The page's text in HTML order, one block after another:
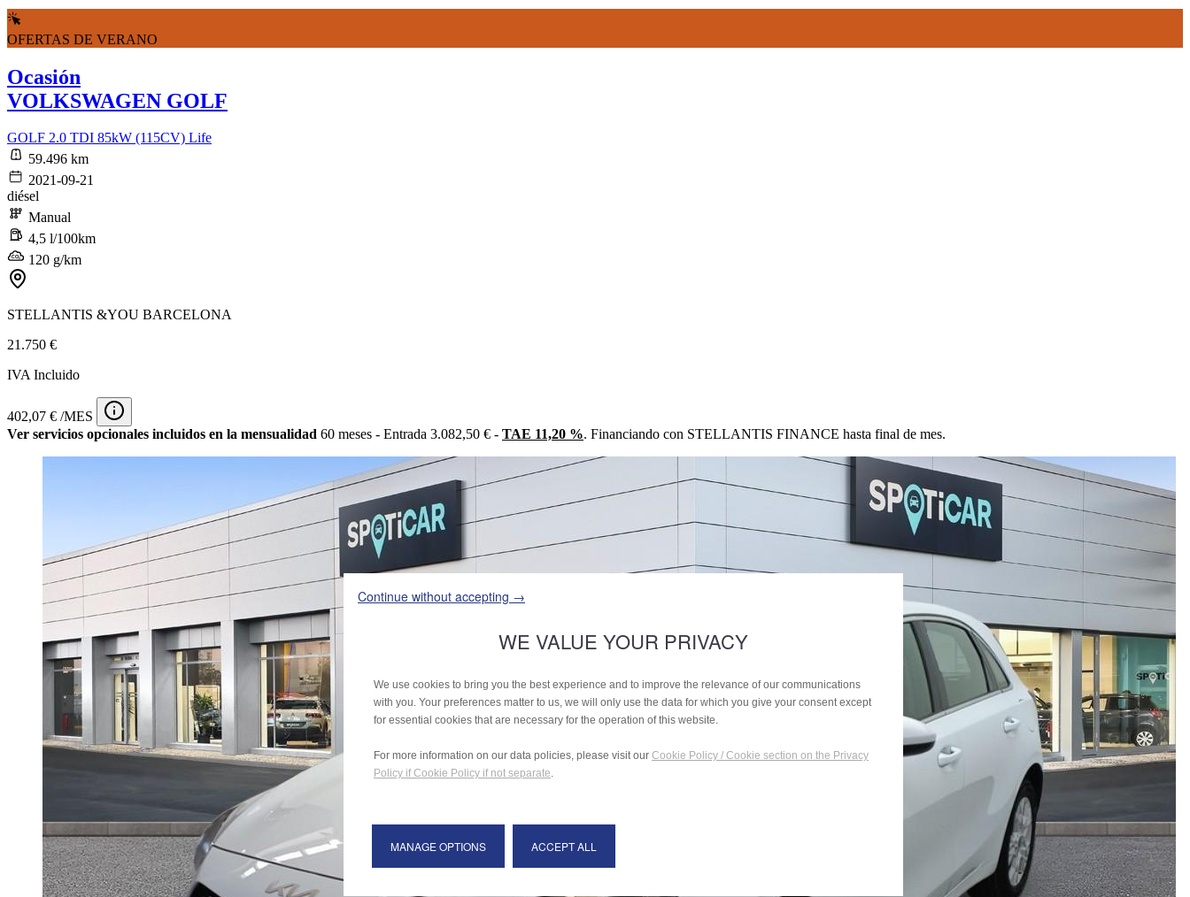
OFERTAS DE VERANO
Ocasión
VOLKSWAGEN GOLF
GOLF 2.0 TDI 85kW (115CV) Life
59.496 km
2021-09-21
diésel
Manual
4,5 l/100km
120 g/km
STELLANTIS &YOU BARCELONA
21.750 €
IVA Incluido
402,07 € /MES
Ver servicios opcionales incluidos en la mensualidad 60 meses - Entrada 3.082,50 € - TAE 11,20 %. Financiando con STELLANTIS FINANCE hasta final de mes.
Continue without accepting →
WE VALUE YOUR PRIVACY
We use cookies to bring you the best experience and to improve the relevance of our communications
with you. Your preferences matter to us, we will only use the data for which you give your consent except
for essential cookies that are necessary for the operation of this website.
For more information on our data policies, please visit our Cookie Policy / Cookie section on the Privacy
Policy if Cookie Policy if not separate.
MANAGE OPTIONS ACCEPT ALL